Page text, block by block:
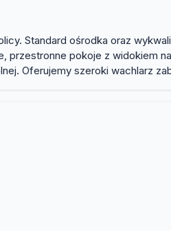
Standard ośrodka oraz
pokoje z widokiem
Oferujemy szeroki wachlarz